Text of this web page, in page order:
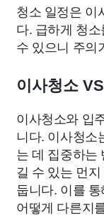
청소 일정은 이
다. 급하게 청
수 있으니 주의
이사청소
이사청소와 입
니다. 이사청소
는 데 집중하는
길 수 있는 먼
둡니다. 이를
어떻게 다른지